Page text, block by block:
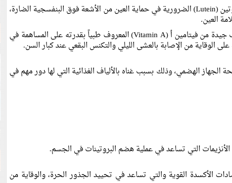
يحتوي الكيوي على مادة اللوتين (Lutein) الضرورية في حماية العين من الأشعة فوق البنفسجية الضارة،
العين.
كما يحتوي الكيوي على نسب جيدة من فيتامين أ (Vitamin A) المعروف طبياً بقدرته على المساهمة في
الوقاية من الإصابة بالعشى الليلي والتكنس البقعي عند كبار السن.
الجهاز الهضمي، وذلك بسبب غناه بالألياف الغذائية التي لها دور مهم في
التي تساعد في عملية هضم البروتينات في الجسم.
الأكسدة القوية والتي تساعد في تحييد الجذور الحرة، والوقاية من